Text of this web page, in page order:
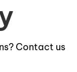
Contact us